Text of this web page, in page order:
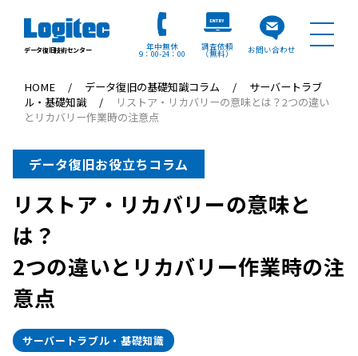
データ復旧技術センター 年中無休
9：00 24：00
調査依頼
（無料） お問い合わせ
HOME データ復旧の基礎知識コラム
サーバートラブ
ル・基礎知識
リストア・リカバリーの意味とは？2つの違い
とリカバリー作業時の注意点
データ復旧お役立ちコラム
リストア・リカバリーの意味と
は？
2つの違いとリカバリー作業時の注
意点
サーバートラブル・基礎知識